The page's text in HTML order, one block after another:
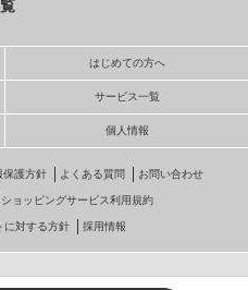
はじめての方へ
サービス一覧
個人情報
保護方針 よくある質問 お問い合わせ
ショッピングサービス利用規約
に対する方針 採用情報